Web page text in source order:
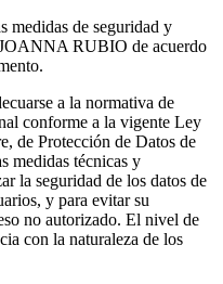
medidas de seguridad y
RUBIO de acuerdo
a la normativa de
conforme a la vigente Ley
de Protección de Datos de
medidas técnicas y
la seguridad de los datos de
y para evitar su
no autorizado. El nivel de
con la naturaleza de los